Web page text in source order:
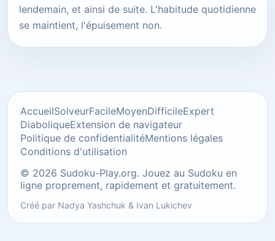
lendemain, et ainsi de suite. L'habitude quotidienne
se maintient, l'épuisement non.
AccueilSolveurFacileMoyenDifficileExpert
DiaboliqueExtension de navigateur
Politique de confidentialitéMentions légales
Conditions d'utilisation
© 2026 Sudoku-Play.org. Jouez au Sudoku en
ligne proprement, rapidement et gratuitement.
Créé par Nadya Yashchuk & Ivan Lukichev